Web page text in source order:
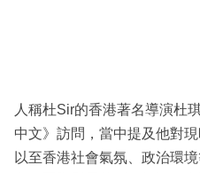
人稱杜Sir的香港著名導演杜
中文》訪問，當中提及他對
以至香港社會氣氛、政治環